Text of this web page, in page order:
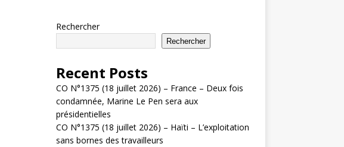
Rechercher
Rechercher
Recent Posts
CO N°1375 (18 juillet 2026) – France – Deux fois
condamnée, Marine Le Pen sera aux
présidentielles
CO N°1375 (18 juillet 2026) – Haïti – L’exploitation
sans bornes des travailleurs